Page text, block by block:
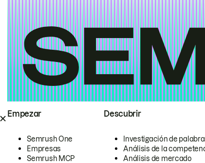
Empezar
Semrush One
Empresas
Semrush MCP
Descubrir
Investigación de
Análisis de la
Análisis de mercado